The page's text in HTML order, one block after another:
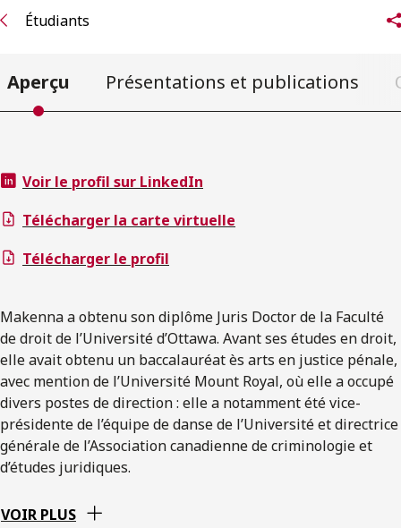
Étudiants
Aperçu Présentations et publications
Voir le profil sur LinkedIn
Télécharger la carte virtuelle
Télécharger le profil
Makenna a obtenu son diplôme Juris Doctor de la Faculté
de droit de l’Université d’Ottawa. Avant ses études en droit,
elle avait obtenu un baccalauréat ès arts en justice pénale,
avec mention de l’Université Mount Royal, où elle a occupé
divers postes de direction : elle a notamment été vice-
présidente de l’équipe de danse de l’Université et directrice
générale de l’Association canadienne de criminologie et
d’études juridiques.
VOIR PLUS